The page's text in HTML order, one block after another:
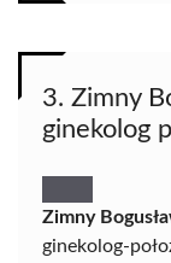
3. Zimny
ginekolog
Zimny
ginekolog-